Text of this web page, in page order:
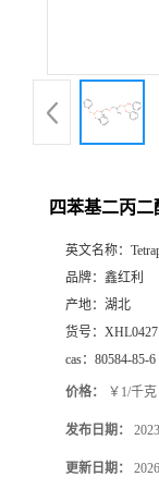
四苯基二丙
英文名称：
品牌： 鑫红利
产地： 湖北
货号： XHL0427
cas： 80584-85-6
价格： ￥1/千克
发布日期：
更新日期：